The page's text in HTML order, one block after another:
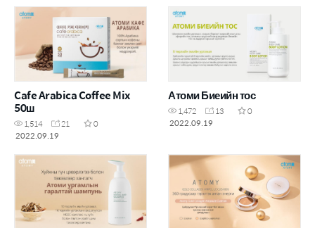
Cafe Arabica Coffee Mix
50ш
1,514 21
0
2022.09.19
Атоми Биеийн тос
1,472 13
0
2022.09.19